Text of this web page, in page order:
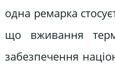
одна ремарка
що вживання
забезпечення